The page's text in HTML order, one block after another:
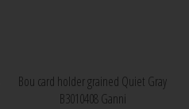
Bou card holder grained Quiet Gray
B3010408 Ganni